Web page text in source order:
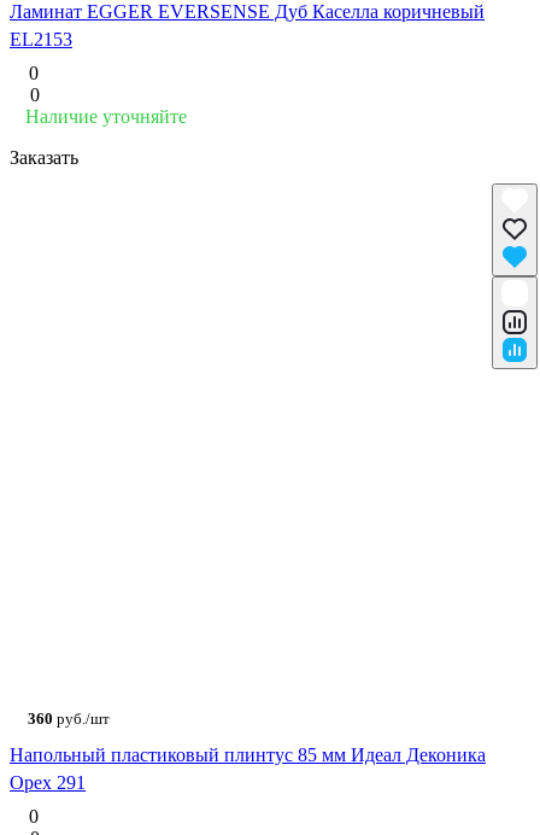
Ламинат EGGER EVERSENSE Дуб Каселла коричневый
EL2153
0
0
Наличие уточняйте
Заказать
360 руб./шт
Напольный пластиковый плинтус 85 мм Идеал Деконика
Орех 291
0